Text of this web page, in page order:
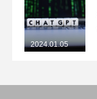
2024.01.05